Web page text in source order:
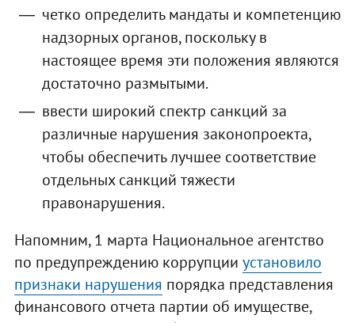
четко определить мандаты и компетенцию
надзорных органов, поскольку в
настоящее время эти положения являются
достаточно размытыми.
ввести широкий спектр санкций за
различные нарушения законопроекта,
чтобы обеспечить лучшее соответствие
отдельных санкций тяжести
правонарушения.
Напомним, 1 марта Национальное агентство
по предупреждению коррупции установило
признаки нарушения порядка представления
финансового отчета партии об имуществе,